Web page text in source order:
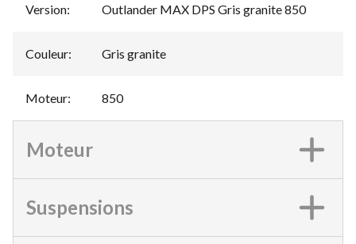
Version: Outlander MAX DPS Gris granite 850
Couleur: Gris granite
Moteur: 850
Moteur
Suspensions